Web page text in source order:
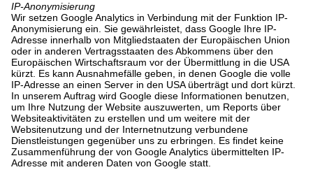
IP-Anonymisierung
Wir setzen Google Analytics in Verbindung mit der Funktion IP-
Anonymisierung ein. Sie gewährleistet, dass Google Ihre IP-
Adresse innerhalb von Mitgliedstaaten der Europäischen Union
oder in anderen Vertragsstaaten des Abkommens über den
Europäischen Wirtschaftsraum vor der Übermittlung in die USA
kürzt. Es kann Ausnahmefälle geben, in denen Google die volle
IP-Adresse an einen Server in den USA überträgt und dort kürzt.
In unserem Auftrag wird Google diese Informationen benutzen,
um Ihre Nutzung der Website auszuwerten, um Reports über
Websiteaktivitäten zu erstellen und um weitere mit der
Websitenutzung und der Internetnutzung verbundene
Dienstleistungen gegenüber uns zu erbringen. Es findet keine
Zusammenführung der von Google Analytics übermittelten IP-
Adresse mit anderen Daten von Google statt.